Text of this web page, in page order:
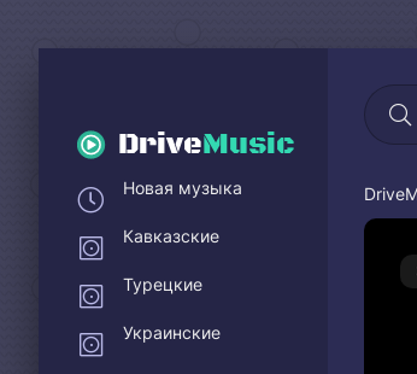
DriveMusic
Новая музыка
Кавказские
Турецкие
Украинские